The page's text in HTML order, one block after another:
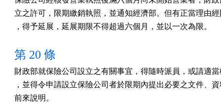
立之許可，限期繳銷執照，並通知經濟部。但有正當理由
第 20 條
財政部就保險公司設立之有關事宜，得隨時派員，或請適
，並得令申請設立保險公司者於限期內提出必要之文件、
前來說明。